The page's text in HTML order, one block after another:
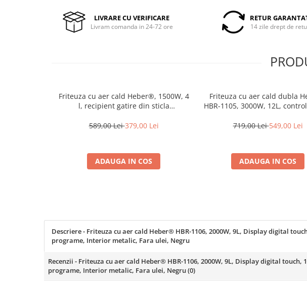
Dezumidificatoare
Aparate de sudura
Motoare termice
Scule si Unelte Electrice
Betoniere si vibratoare beton
Accesorii beton
LIVRARE CU VERIFICARE
Livram comanda in 24-72 ore
RETUR
14 zile drept de
Friteuza cu aer cald Heber®, 1500W, 4
l, recipient gatire din sticla
panou tactil, HBR-1107, negru
589,00 Lei379,00 Lei
ADAUGA IN COS
Friteuza cu aer cald dubla
HBR-1105, 3000W, 12L,
719,00 Lei549,00 Lei
ADAUGA IN COS
Descriere - Friteuza cu aer cald Heber® HBR-1106, 2000W, 9L, Display digital
programe, Interior metalic, Fara ulei, Negru
Recenzii - Friteuza cu aer cald Heber® HBR-1106, 2000W, 9L, Display digital touch,
programe, Interior metalic, Fara ulei, Negru(0)